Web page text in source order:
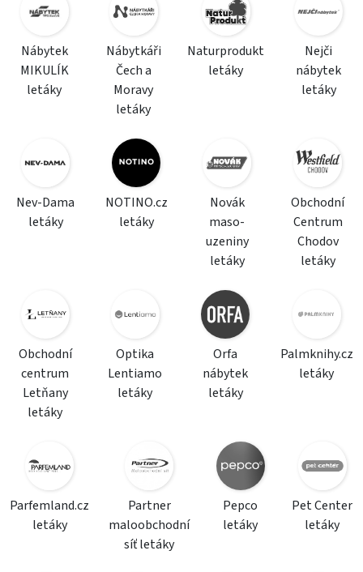
Nábytek
MIKULÍK
letáky
Nábytkáři
Čech a
Moravy
letáky
Naturprodukt
letáky
Nejči
nábytek
letáky
Nev-Dama
letáky
NOTINO.cz
letáky
Novák
maso-
uzeniny
letáky
Obchodní
Centrum
Chodov
letáky
Obchodní
centrum
Letňany
letáky
Optika
Lentiamo
letáky
Orfa
nábytek
letáky
Palmknihy.cz
letáky
Parfemland.cz
letáky
Partner
maloobchodní
síť letáky
Pepco
letáky
Pet Center
letáky